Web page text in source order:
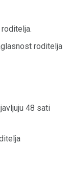
roditelja
48 sati